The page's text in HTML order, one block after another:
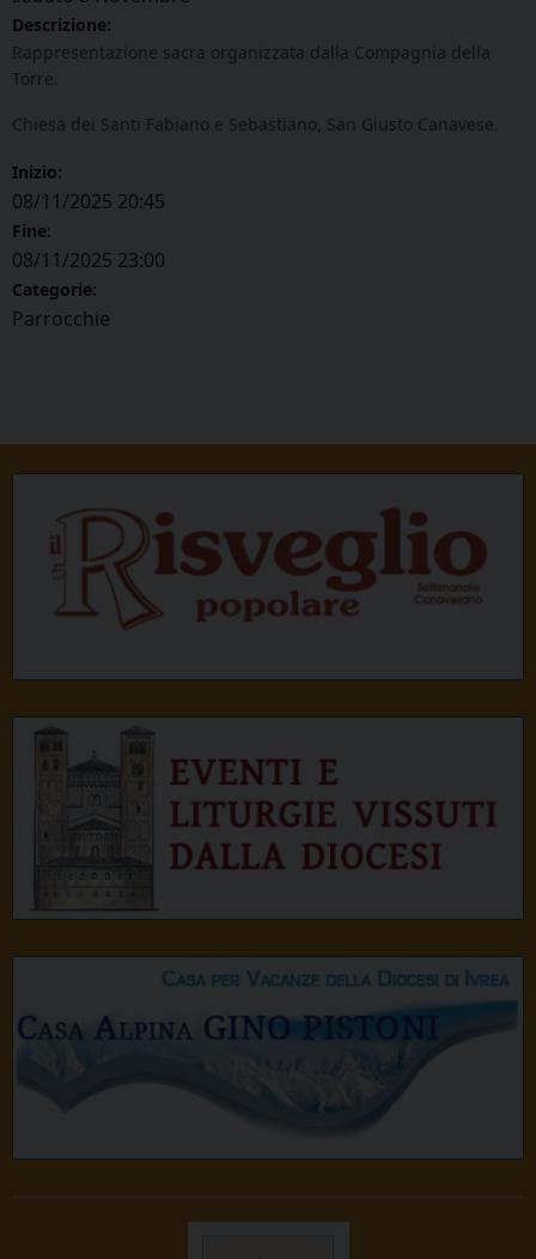
Descrizione:
Rappresentazione sacra organizzata dalla Compagnia della
Torre.
Chiesa dei Santi Fabiano e Sebastiano, San Giusto Canavese.
Inizio:
08/11/2025 20:45
Fine:
08/11/2025 23:00
Categorie:
Parrocchie